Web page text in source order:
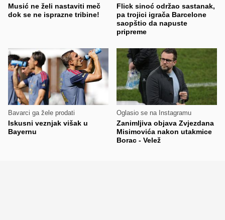
Musić ne želi nastaviti meč
dok se ne isprazne tribine!
Flick sinoć održao sastanak,
pa trojici igrača Barcelone
saopštio da napuste
pripreme
Bavarci ga žele prodati
Iskusni veznjak višak u
Bayernu
Oglasio se na Instagramu
Zanimljiva objava Zvjezdana
Misimovića nakon utakmice
Borac - Velež